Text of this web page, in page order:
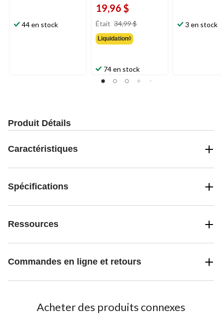
44 en stock
19,96 $
Était 34,99 $
Liquidation◊
74 en stock
3 en stock
Produit Détails
Caractéristiques
Spécifications
Ressources
Commandes en ligne et retours
Acheter des produits connexes